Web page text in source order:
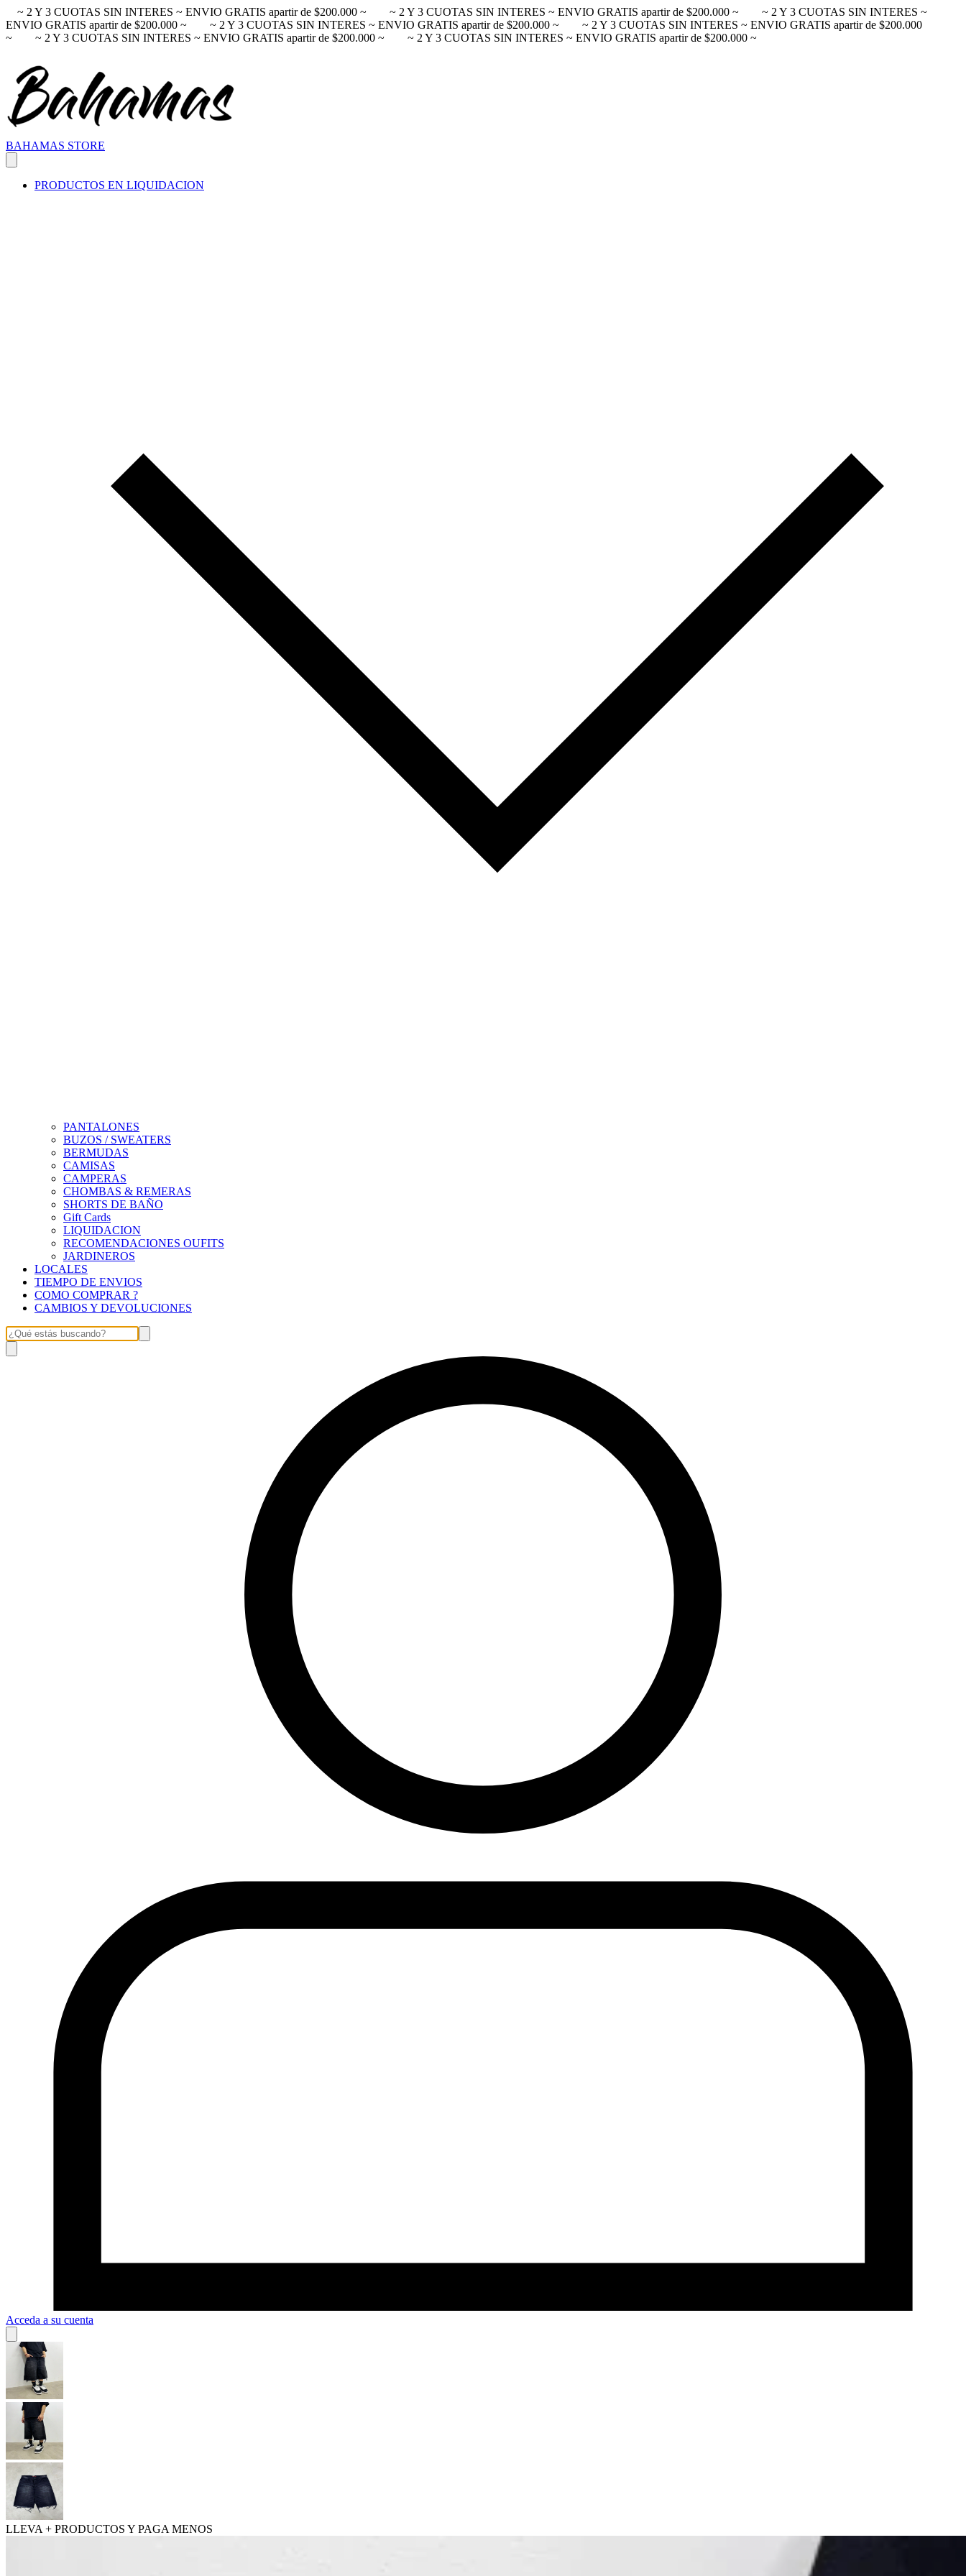
~ 2 Y 3 CUOTAS SIN INTERES ~ ENVIO GRATIS apartir de $200.000 ~ ~ 2 Y 3 CUOTAS SIN INTERES ~ ENVIO GRATIS apartir de $200.000 ~
~ 2 Y 3 CUOTAS SIN INTERES ~
ENVIO GRATIS apartir de $200.000 ~
~ 2 Y 3 CUOTAS SIN INTERES ~ ENVIO GRATIS apartir de $200.000 ~
~ 2 Y 3 CUOTAS SIN INTERES ~ ENVIO GRATIS apartir de $200.000
~
~ 2 Y 3 CUOTAS SIN INTERES ~ ENVIO GRATIS apartir de $200.000 ~ ~ 2 Y 3 CUOTAS SIN INTERES ~ ENVIO GRATIS apartir de $200.000 ~
BAHAMAS STORE
PRODUCTOS EN LIQUIDACION
PANTALONES
BUZOS / SWEATERS
BERMUDAS
CAMISAS
CAMPERAS
CHOMBAS & REMERAS
SHORTS DE BAÑO
Gift Cards
LIQUIDACION
RECOMENDACIONES OUFITS
JARDINEROS
LOCALES
TIEMPO DE ENVIOS
COMO COMPRAR ?
CAMBIOS Y DEVOLUCIONES
Acceda a su cuenta
LLEVA + PRODUCTOS Y PAGA MENOS